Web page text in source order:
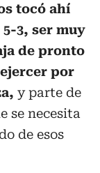
tocó ahí
3, ser muy
de pronto
por
y parte de
se necesita
de esos